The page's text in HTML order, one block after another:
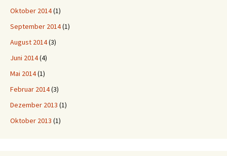
Oktober 2014(1)
September 2014(1)
August 2014(3)
Juni 2014(4)
Mai 2014(1)
Februar 2014(3)
Dezember 2013 (1)
Oktober 2013 (1)